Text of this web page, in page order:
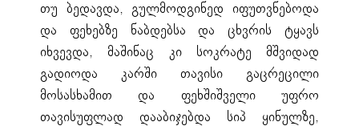
თუ ბედავდა, გულმოდგინედ იფუთვნებოდა
და ფეხებზე ნაბდებსა და ცხვრის ტყავს
იხვევდა, მაშინაც კი სოკრატე მშვიდად
გადიოდა კარში თავისი გაცრეცილი
მოსასხამით და ფეხშიშველი უფრო
თავისუფლად დააბიჯებდა სიპ ყინულზე,